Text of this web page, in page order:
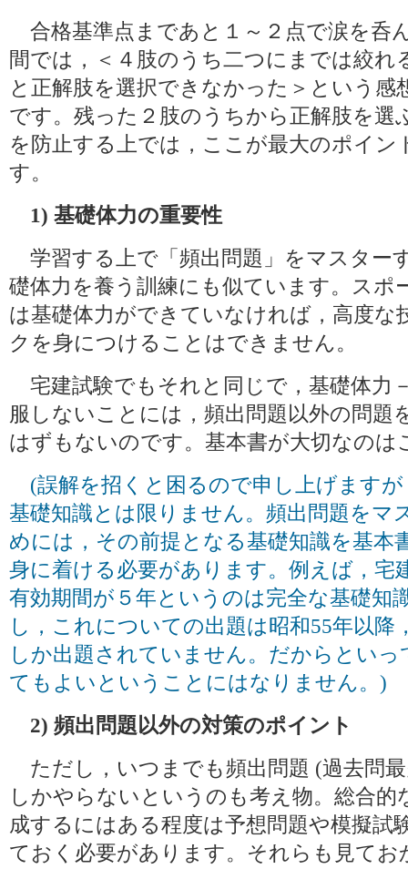
合格基準点まであと１～２点で涙を呑
間では，＜４肢のうち二つにまでは絞れ
と正解肢を選択できなかった＞という感
です。残った２肢のうちから正解肢を選
を防止する上では，ここが最大のポイン
す。
1) 基礎体力の重要性
学習する上で「頻出問題」をマスター
礎体力を養う訓練にも似ています。スポ
は基礎体力ができていなければ，高度な
クを身につけることはできません。
宅建試験でもそれと同じで，基礎体力
服しないことには，頻出問題以外の問題
はずもないのです。基本書が大切なのは
(誤解を招くと困るので申し上げますが
基礎知識とは限りません。頻出問題をマ
めには，その前提となる基礎知識を基本
身に着ける必要があります。例えば，宅
有効期間が５年というのは完全な基礎知
し，これについての出題は昭和55年以降
しか出題されていません。だからといっ
てもよいということにはなりません。)
2) 頻出問題以外の対策のポイント
ただし，いつまでも頻出問題 (過去問
しかやらないというのも考え物。総合的
成するにはある程度は予想問題や模擬試
ておく必要があります。それらも見てお